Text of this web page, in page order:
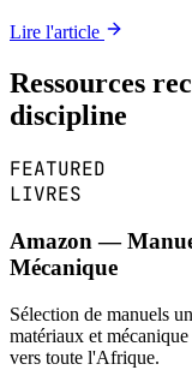
Lire l'article
Ressources
discipline
FEATURED
LIVRES
Amazon —
Mécanique
Sélection de manuels
matériaux et
vers toute l'Afrique.